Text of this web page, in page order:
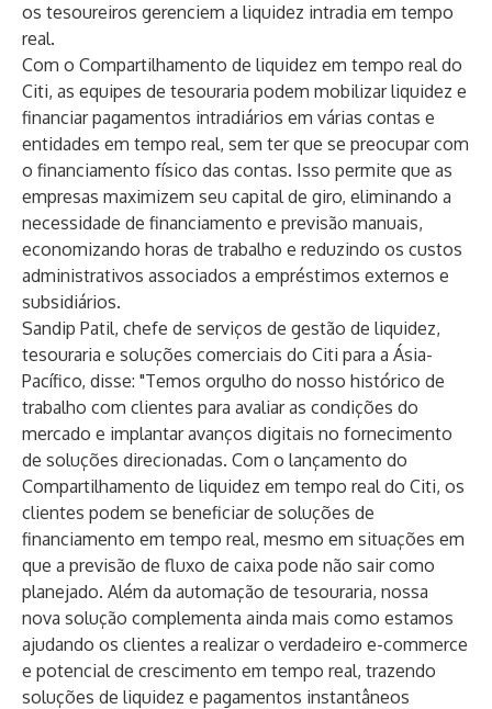
os tesoureiros gerenciem a liquidez intradia em tempo
real.
Com o Compartilhamento de liquidez em tempo real do
Citi, as equipes de tesouraria podem mobilizar liquidez e
financiar pagamentos intradiários em várias contas e
entidades em tempo real, sem ter que se preocupar com
o financiamento físico das contas. Isso permite que as
empresas maximizem seu capital de giro, eliminando a
necessidade de financiamento e previsão manuais,
economizando horas de trabalho e reduzindo os custos
administrativos associados a empréstimos externos e
subsidiários.
Sandip Patil, chefe de serviços de gestão de liquidez,
tesouraria e soluções comerciais do Citi para a Ásia-
Pacífico, disse: "Temos orgulho do nosso histórico de
trabalho com clientes para avaliar as condições do
mercado e implantar avanços digitais no fornecimento
de soluções direcionadas. Com o lançamento do
Compartilhamento de liquidez em tempo real do Citi, os
clientes podem se beneficiar de soluções de
financiamento em tempo real, mesmo em situações em
que a previsão de fluxo de caixa pode não sair como
planejado. Além da automação de tesouraria, nossa
nova solução complementa ainda mais como estamos
ajudando os clientes a realizar o verdadeiro e-commerce
e potencial de crescimento em tempo real, trazendo
soluções de liquidez e pagamentos instantâneos